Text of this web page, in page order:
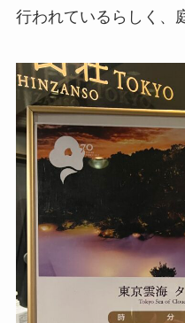
行われているらしく、